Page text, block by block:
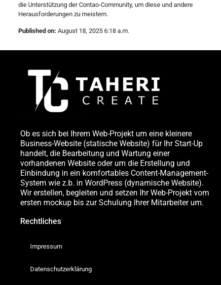
die Unterstützung der Contao-Community, um diese und andere
Herausforderungen zu meistern.
Published on: August 18, 2025 6:18 a.m.
Ob es sich bei Ihrem Web-Projekt um eine kleinere
Business-Website (statische Website) für Ihr Start-Up
handelt, die Bearbeitung und Wartung einer
vorhandenen Website oder um die Erstellung und
Einbindung in ein komfortables Content-Management-
System wie z.b. in WordPress (dynamische Website).
Wir erstellen, begleiten und setzen Ihr Web-Projekt vom
ersten mockup bis zur Schulung Ihrer Mitarbeiter um.
Rechtliches
Impressum
Datenschutzerklärung